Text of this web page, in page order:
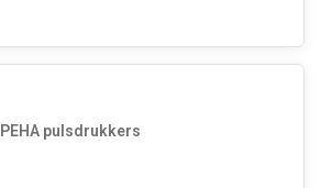
PEHA pulsdrukkers